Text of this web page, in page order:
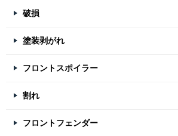
破損
塗装剥がれ
フロントスポイラー
割れ
フロントフェンダー